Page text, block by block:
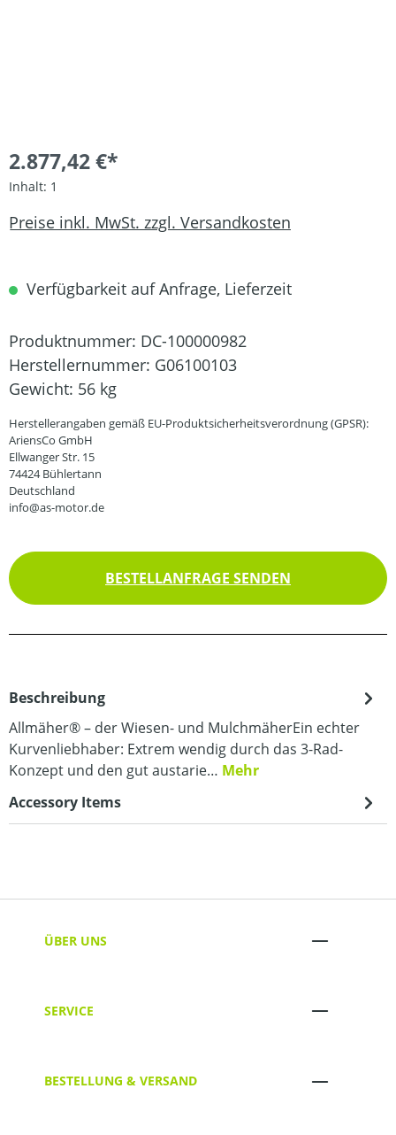
2.877,42 €*
Inhalt: 1
Preise inkl. MwSt. zzgl. Versandkosten
Verfügbarkeit auf Anfrage, Lieferzeit
Produktnummer: DC-100000982
Herstellernummer: G06100103
Gewicht: 56 kg
Herstellerangaben gemäß EU-Produktsicherheitsverordnung (GPSR):
AriensCo GmbH
Ellwanger Str. 15
74424 Bühlertann
Deutschland
info@as-motor.de
BESTELLANFRAGE SENDEN
Beschreibung
Allmäher® – der Wiesen- und MulchmäherEin echter
Kurvenliebhaber: Extrem wendig durch das 3-Rad-
Konzept und den gut austarie… Mehr
Accessory Items
ÜBER UNS
SERVICE
BESTELLUNG & VERSAND